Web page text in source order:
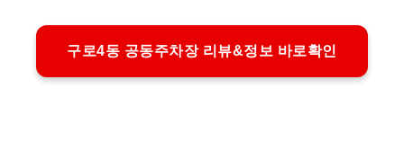
구로4동 공동주차장 리뷰&정보 바로확인